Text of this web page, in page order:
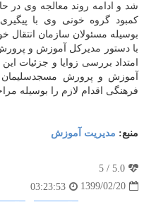
شد و ادامه روند معالجه وی در
کمبود گروه خونی وی با
بوسیله مسئولان سازمان
با دستور مدیرکل آموزش و
امتداد بررسی زوایا و جزئیات
آموزش و پرورش مسجدسلیمان
فرهنگی اقدام لازم را بوسیله
منبع: مدیریت آموزش
5.0
/
5
1399/02/20
03:23:53